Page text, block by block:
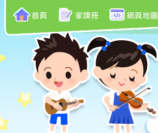
首頁 家課冊 網頁地圖